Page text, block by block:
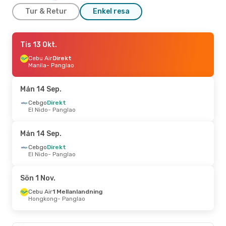
Tur & Retur Enkel resa
Ons 16 Sep.
AirAsia ZestDirekt
Manila- Panglao
Panglao- Manila
Tors 10 Sep.- Mån 14 Sep.
Cebu AirDirekt
Panglao- Manila
AirAsia Zest
Manila- Panglao
Cebu AirDirekt
Panglao- Manila
Ons 14 Okt.- Lör 17 Okt.
Tis 13 Okt.
Cebu AirDirekt
Manila- Panglao
Mån 14 Sep.
CebgoDirekt
El Nido- Panglao
Mån 14 Sep.
CebgoDirekt
El Nido- Panglao
Sön 1 Nov.
Cebu Air1 Mellanlandning
Hongkong- Panglao